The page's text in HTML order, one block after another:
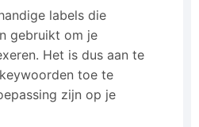
labels die
gebruikt om je
Het is dus aan te
toe te
zijn op je